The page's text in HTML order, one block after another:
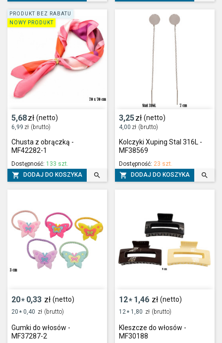
5,68zł (netto)
6,99 zł (brutto)
Chusta z obrączką -
MF42282-1
Dostępność: 133 szt.
 DODAJ DO KOSZYKA 
PRODUKT BEZ RABATU
NOWY PRODUKT
3,25zł (netto)
4,00 zł (brutto)
Kolczyki Xuping Stal 316L -
MF38569
Dostępność: 23 szt.
 DODAJ DO KOSZYKA 
20* 0,33 zł (netto)
20 * 0,40 zł (brutto)
Gumki do włosów -
MF37287-2
12* 1,46 zł (netto)
12 * 1,80 zł (brutto)
Kleszcze do włosów -
MF30188